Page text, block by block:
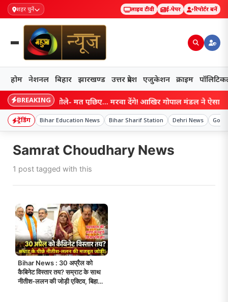
शहर चुनें लाइव टीवी ई-पेपर रिपोर्टर बनें
होम नेशनल बिहार झारखण्ड उत्तर प्रदेश एजुकेशन क्राइम
BREAKING
का नाम आते ही बोले- मत पूछिए… मरवा देंगे! आखिर गोपाल मंडल ने ऐसा क्यों
ट्रेंडिंग Bihar Education News Bihar Sharif Station Dehri News
Samrat Choudhary News
1 post tagged with this
Bihar News : 30 अप्रैल को
कैबिनेट विस्तार तय? सम्राट के साथ
नीतीश-ललन की जोड़ी एक्टिव, बिहार